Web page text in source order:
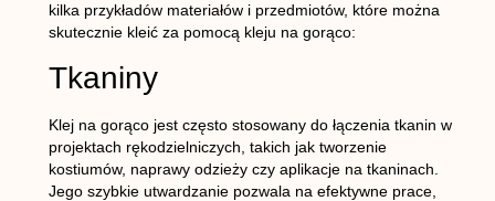
kilka przykładów materiałów i przedmiotów, które można
skutecznie kleić za pomocą kleju na gorąco:
Tkaniny
Klej na gorąco jest często stosowany do łączenia tkanin w
projektach rękodzielniczych, takich jak tworzenie
kostiumów, naprawy odzieży czy aplikacje na tkaninach.
Jego szybkie utwardzanie pozwala na efektywne prace,